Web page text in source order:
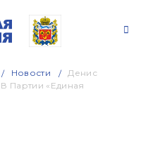
Новости
Денис
Партии «Единая